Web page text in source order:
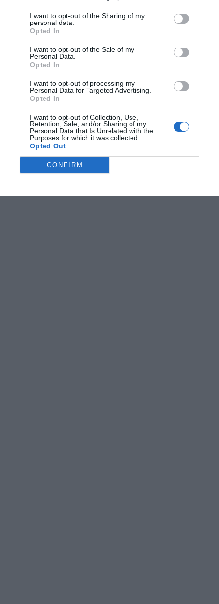
I want to opt-out of the Sharing of my
personal data.
Opted In
I want to opt-out of the Sale of my
Personal Data.
Opted In
I want to opt-out of processing my
Personal Data for Targeted Advertising.
Opted In
I want to opt-out of Collection, Use,
Retention, Sale, and/or Sharing of my
Personal Data that Is Unrelated with the
Purposes for which it was collected.
Opted Out
CONFIRM